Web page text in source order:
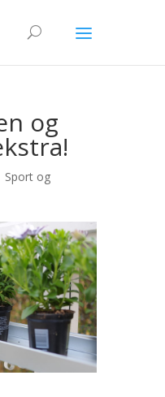
og
Sport og